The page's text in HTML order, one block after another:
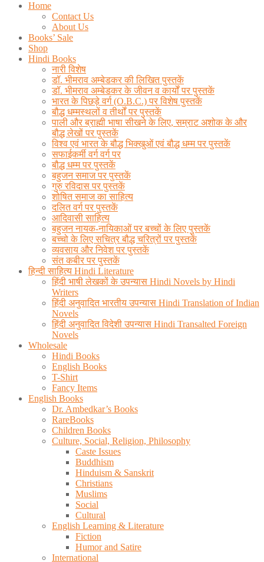
Home
Contact Us
About Us
Books’ Sale
Shop
Hindi Books
नारी विशेष
डॉ. भीमराव अम्बेडकर की लिखित पुस्तकें
डॉ. भीमराव अम्बेडकर के जीवन व कार्यों पर पुस्तकें
भारत के पिछड़े वर्ग (O.B.C.) पर विशेष पुस्तकें
बौद्ध धम्मस्थलों व तीर्थों पर पुस्तकें
पाली और ब्राह्मी भाषा सीखने के लिए, सम्राट अशोक के और
बौद्ध लेखों पर पुस्तकें
विश्व एवं भारत के बौद्ध भिक्खुओं एवं बौद्ध धम्म पर पुस्तकें
सफाईकर्मी वर्ग वर्ग पर
बौद्ध धम्म पर पुस्तकें
बहुजन समाज पर पुस्तकें
गुरु रविदास पर पुस्तकें
शोषित समाज का साहित्य
दलित वर्ग पर पुस्तकें
आदिवासी साहित्य
बहुजन नायक-नायिकाओं पर बच्चों के लिए पुस्तकें
बच्चो के लिए सचित्र बौद्ध चरित्रों पर पुस्तकें
व्यवसाय और निवेश पर पुस्तकें
संत कबीर पर पुस्तकें
हिन्दी साहित्य Hindi Literature
हिंदी भाषी लेखकों के उपन्यास Hindi Novels by Hindi
Writers
हिंदी अनुवादित भारतीय उपन्यास Hindi Translation of Indian
Novels
हिंदी अनुवादित विदेशी उपन्यास Hindi Transalted Foreign
Novels
Wholesale
Hindi Books
English Books
T-Shirt
Fancy Items
English Books
Dr. Ambedkar’s Books
RareBooks
Children Books
Culture, Social, Religion, Philosophy
Caste Issues
Buddhism
Hinduism & Sanskrit
Christians
Muslims
Social
Cultural
English Learning & Literature
Fiction
Humor and Satire
International